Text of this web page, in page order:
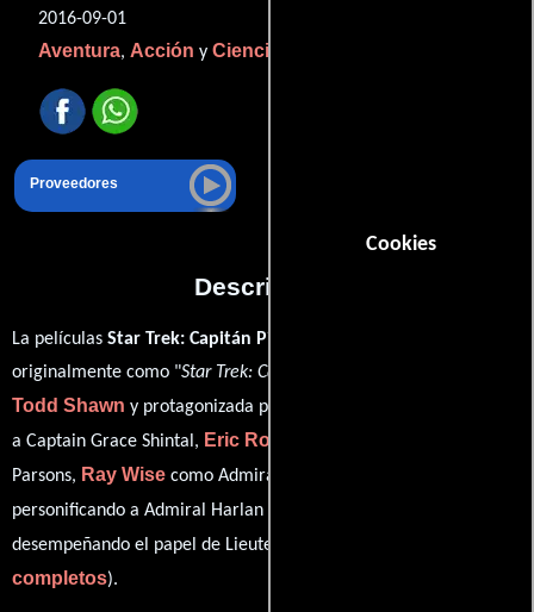
Cookies
2016-09-01
Aventura, Acción y Ciencia ficción
Proveedores
Descripción
La películas Star Trek: Capitán Pike
originalmente como "Star Trek: Captain Pike
Todd Shawn y protagonizada por
a Captain Grace Shintal, Eric Roberts
Parsons, Ray Wise como Admiral Joshua Pike,
personificando a Admiral Harlan Sobol y
desempeñando el papel de Lieutenant Susan Kelly (
completos).